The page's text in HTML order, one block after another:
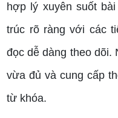
hợp lý xuyên suốt
trúc rõ ràng với các
đọc dễ dàng theo dõi.
vừa đủ và cung cấp
từ khóa.